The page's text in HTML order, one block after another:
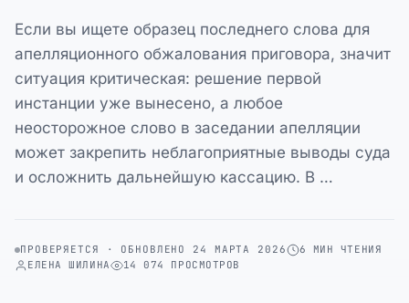
Если вы ищете образец последнего слова для
апелляционного обжалования приговора, значит
ситуация критическая: решение первой
инстанции уже вынесено, а любое
неосторожное слово в заседании апелляции
может закрепить неблагоприятные выводы суда
и осложнить дальнейшую кассацию. В …
ПРОВЕРЯЕТСЯ · ОБНОВЛЕНО 24 МАРТА 2026
6 МИН ЧТЕНИЯ
ЕЛЕНА ШИЛИНА
14 074 ПРОСМОТРОВ